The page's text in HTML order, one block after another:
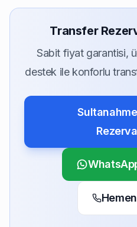
Transfer
Sabit fiyat garantisi,
destek ile konforlu